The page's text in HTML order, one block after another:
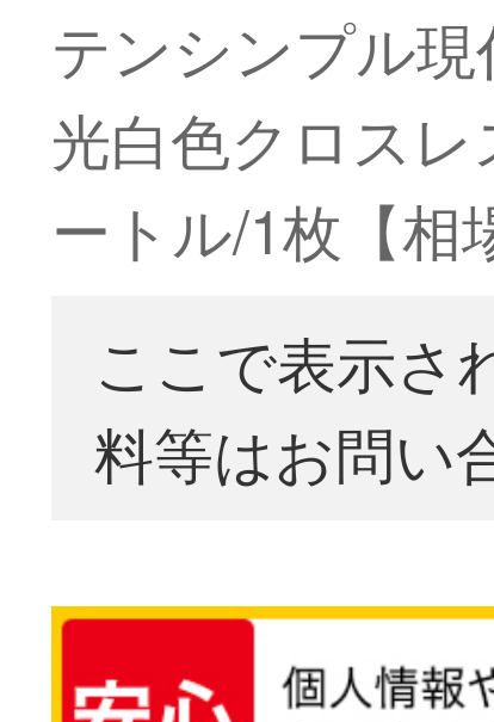
テンシンプル
光白色クロス
ートル/1枚【相
ここで表示さ
料等はお問い